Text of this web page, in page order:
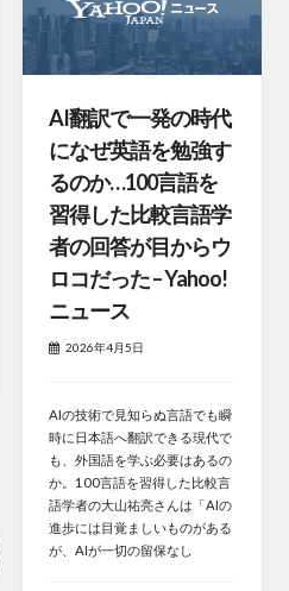
AI翻訳で一発の時代
になぜ英語を勉強す
るのか…100言語を
習得した比較言語学
者の回答が目からウ
ロコだった – Yahoo!
ニュース
2026年4月5日
AIの技術で見知らぬ言語でも瞬
時に日本語へ翻訳できる現代で
も、外国語を学ぶ必要はあるの
か。100言語を習得した比較言
語学者の大山祐亮さんは「AIの
進歩には目覚ましいものがある
が、AIが一切の留保なし